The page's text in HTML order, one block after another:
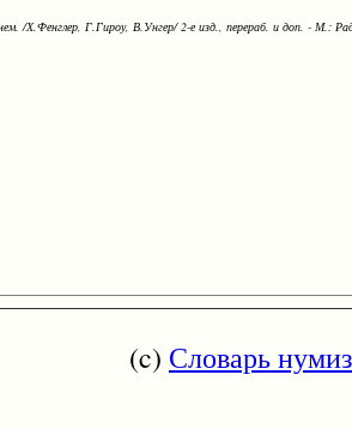
/Х.Фенглер, Г.Гироу, В.Унгер/ 2-е изд., перераб. и доп. - М.:
(c) Словарь